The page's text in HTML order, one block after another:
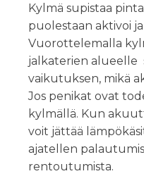
Kylmä supistaa
puolestaan aktivoi
Vuorottelemalla
jalkaterien alueelle
vaikutuksen, mikä
Jos penikat ovat
kylmällä. Kun
voit jättää
ajatellen
rentoutumista.